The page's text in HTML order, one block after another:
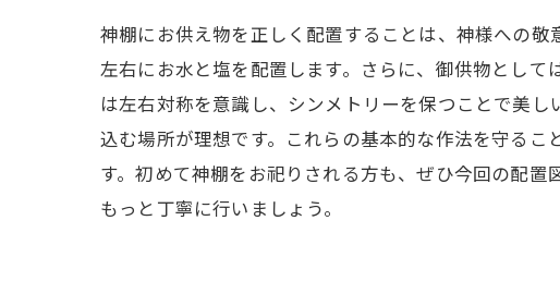
神棚にお供え物を正しく配置することは、神様への
左右にお水と塩を配置します。さらに、御供物とし
は左右対称を意識し、シンメトリーを保つことで美
込む場所が理想です。これらの基本的な作法を守る
す。初めて神棚をお祀りされる方も、ぜひ今回の配
もっと丁寧に行いましょう。